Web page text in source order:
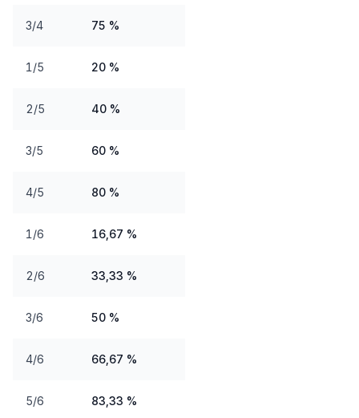
3/4 75 %
1/5 20 %
2/5 40 %
3/5 60 %
4/5 80 %
1/6 16,67 %
2/6 33,33 %
3/6 50 %
4/6 66,67 %
5/6 83,33 %